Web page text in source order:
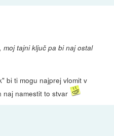
tajni ključ pa bi naj ostal
bi ti mogu najprej vlomit v
naj namestit to stvar